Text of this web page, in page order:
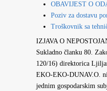
OBAVIJEST O
Poziv za dostavu
Troškovnik sa
IZJAVA O
Sukladno članku 80.
120/16) direktorica
EKO-EKO-DUNAV.O.
jednim gospodarskim